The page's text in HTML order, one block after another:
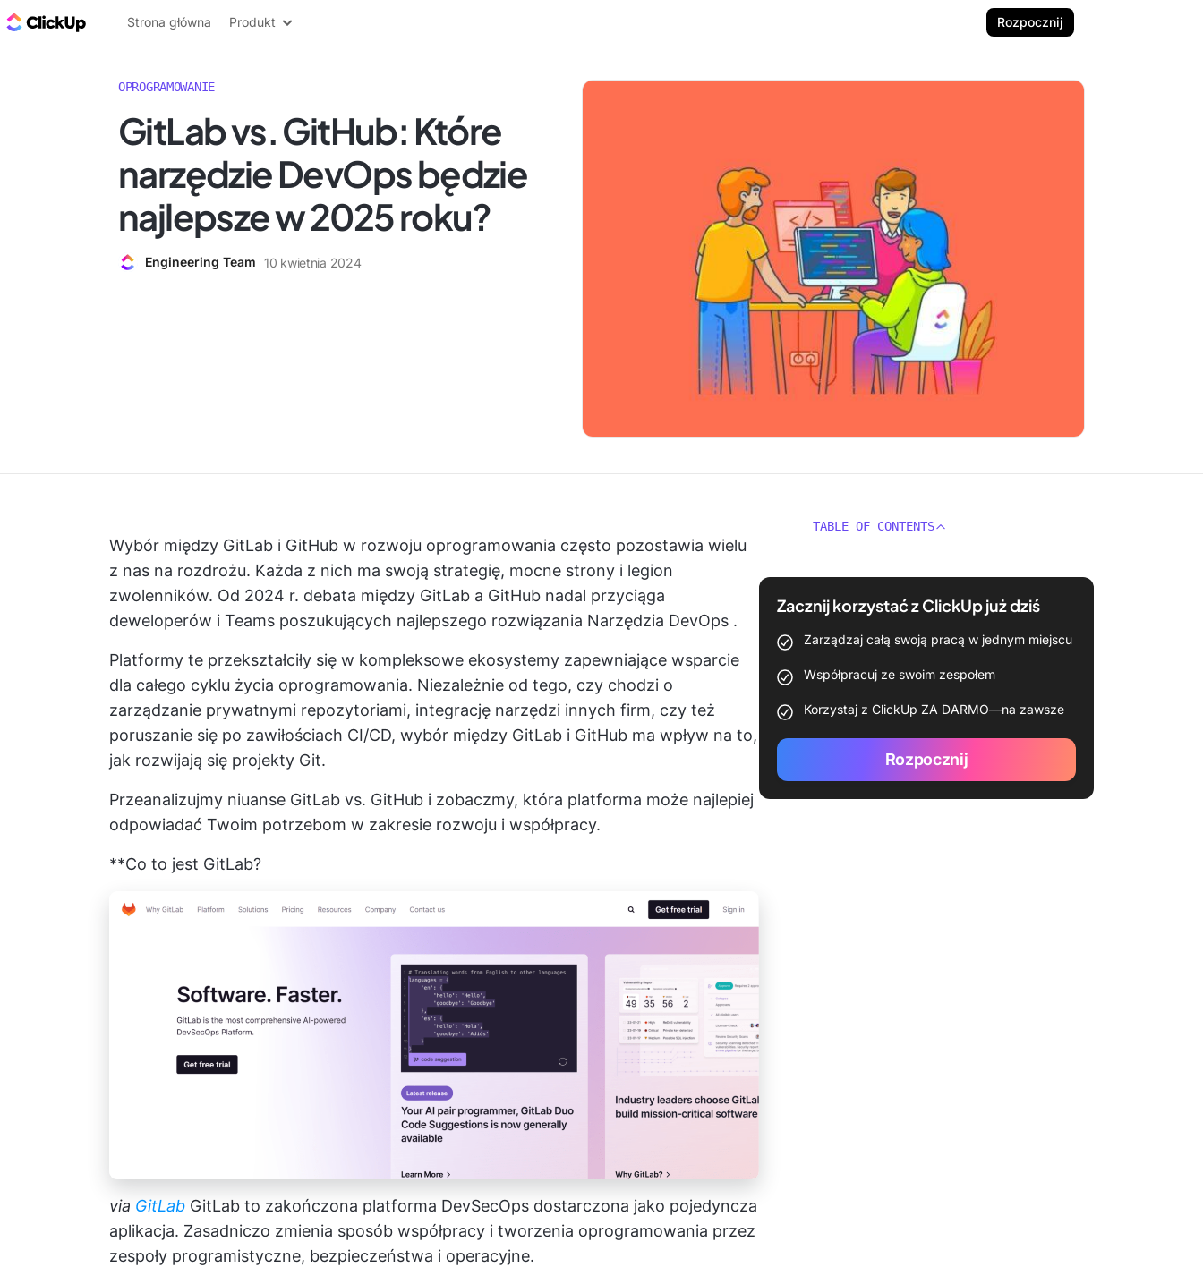
ClickUp Blog
Strona główna Produkt Rozpocznij
OPROGRAMOWANIE
GitLab vs. GitHub: Które
narzędzie DevOps będzie
najlepsze w 2025 roku?
Engineering Team 10 kwietnia 2024
Wybór między GitLab i GitHub w rozwoju oprogramowania często pozostawia wielu
z nas na rozdrożu. Każda z nich ma swoją strategię, mocne strony i legion
zwolenników. Od 2024 r. debata między GitLab a GitHub nadal przyciąga
deweloperów i Teams poszukujących najlepszego rozwiązania Narzędzia DevOps .
Platformy te przekształciły się w kompleksowe ekosystemy zapewniające wsparcie
dla całego cyklu życia oprogramowania. Niezależnie od tego, czy chodzi o
zarządzanie prywatnymi repozytoriami, integrację narzędzi innych firm, czy też
poruszanie się po zawiłościach CI/CD, wybór między GitLab i GitHub ma wpływ na to,
jak rozwijają się projekty Git.
Przeanalizujmy niuanse GitLab vs. GitHub i zobaczmy, która platforma może najlepiej
odpowiadać Twoim potrzebom w zakresie rozwoju i współpracy.
**Co to jest GitLab?
via GitLab GitLab to zakończona platforma DevSecOps dostarczona jako pojedyncza
aplikacja. Zasadniczo zmienia sposób współpracy i tworzenia oprogramowania przez
zespoły programistyczne, bezpieczeństwa i operacyjne.
TABLE OF CONTENTS
Zacznij korzystać z ClickUp już dziś
Zarządzaj całą swoją pracą w jednym miejscu
Współpracuj ze swoim zespołem
Korzystaj z ClickUp ZA DARMO—na zawsze
Rozpocznij